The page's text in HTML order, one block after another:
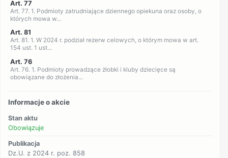
Art. 77
Art. 77. 1. Podmioty zatrudniające dziennego opiekuna oraz osoby, o
których mowa w...
Art. 81
Art. 81. 1. W 2024 r. podział rezerw celowych, o którym mowa w art.
154 ust. 1 ust...
Art. 76
Art. 76. 1. Podmioty prowadzące żłobki i kluby dziecięce są
obowiązane do złożenia...
Informacje o akcie
Stan aktu
Obowiązuje
Publikacja
Dz.U. z 2024 r. poz. 858